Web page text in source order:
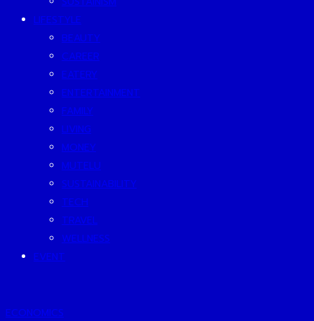
LIFESTYLE
BEAUTY
CAREER
EATERY
ENTERTAINMENT
FAMILY
LIVING
MONEY
MUTELU
SUSTAINABILITY
TECH
TRAVEL
WELLNESS
EVENT
ECONOMICS